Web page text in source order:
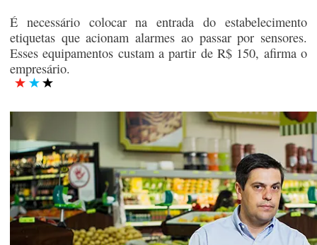
É necessário colocar na entrada do estabelecimento
etiquetas que acionam alarmes ao passar por sensores.
Esses equipamentos custam a partir de R$ 150, afirma o
empresário.